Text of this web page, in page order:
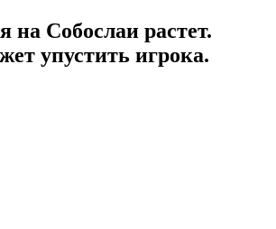
на Собослаи растет.
упустить игрока.